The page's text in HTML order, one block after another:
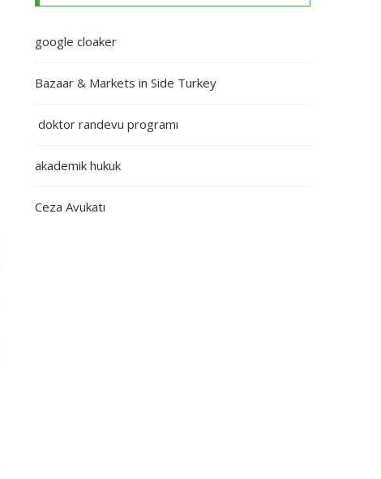
google cloaker
Bazaar & Markets in Side Turkey
doktor randevu programı
akademik hukuk
Ceza Avukatı